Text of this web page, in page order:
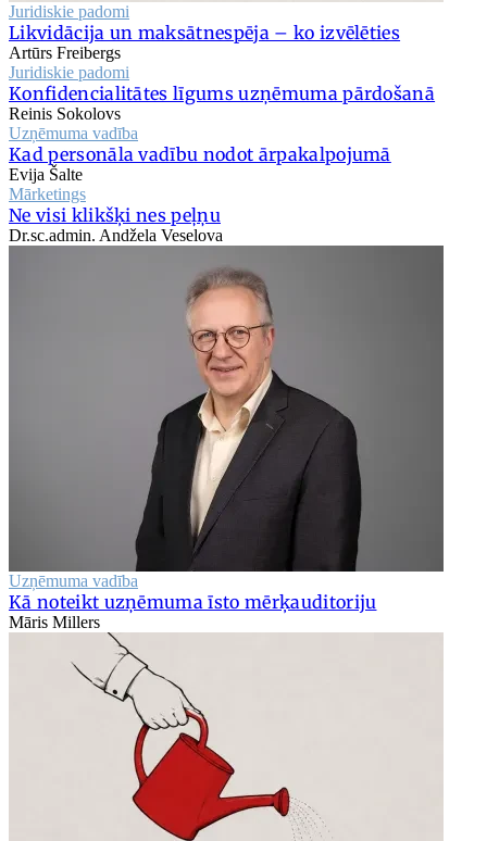
Juridiskie padomi
Likvidācija un maksātnespēja – ko izvēlēties
Artūrs Freibergs
Juridiskie padomi
Konfidencialitātes līgums uzņēmuma pārdošanā
Reinis Sokolovs
Uzņēmuma vadība
Kad personāla vadību nodot ārpakalpojumā
Evija Šalte
Mārketings
Ne visi klikšķi nes peļņu
Dr.sc.admin. Andžela Veselova
Uzņēmuma vadība
Kā noteikt uzņēmuma īsto mērķauditoriju
Māris Millers